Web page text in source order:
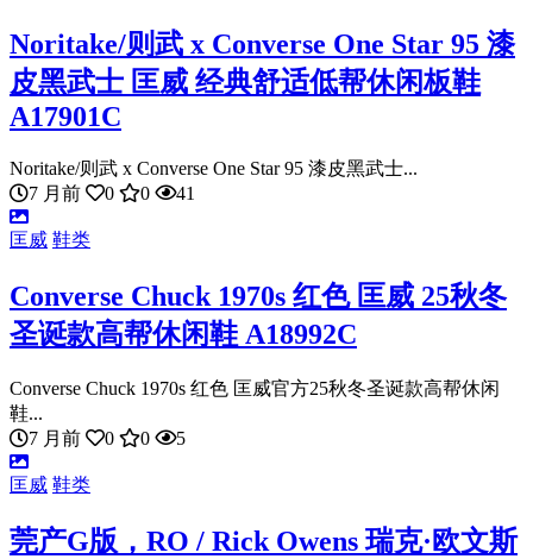
Noritake/则武 x Converse One Star 95 漆
皮黑武士 匡威 经典舒适低帮休闲板鞋
A17901C
Noritake/则武 x Converse One Star 95 漆皮黑武士...
7 月前
0 0 41
匡威 鞋类
Converse Chuck 1970s 红色 匡威 25秋冬
圣诞款高帮休闲鞋 A18992C
Converse Chuck 1970s 红色 匡威官方25秋冬圣诞款高帮休闲
鞋...
7 月前
0 0 5
匡威 鞋类
莞产G版，RO / Rick Owens 瑞克·欧文斯